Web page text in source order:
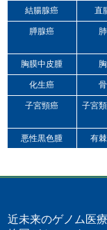
結腸腺癌 直
膵腺癌
胸膜中皮腫
化生癌
子宮頸癌 子宮
悪性黒色腫 有
近未来のゲノム医